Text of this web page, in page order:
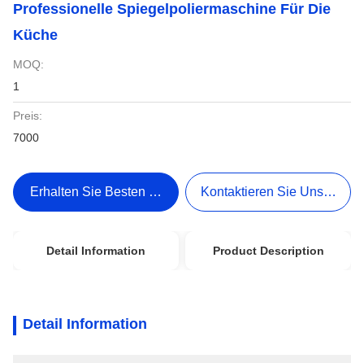
Professionelle Spiegelpoliermaschine Für Die
Küche
MOQ:
1
Preis:
7000
Erhalten Sie Besten Preis Kontaktieren Sie Uns Jetzt
Detail Information Product Description
Detail Information